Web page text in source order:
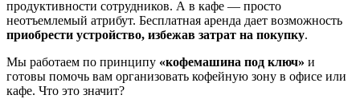
продуктивности сотрудников. А в кафе — просто
неотъемлемый атрибут. Бесплатная аренда дает возможность
приобрести устройство, избежав затрат на покупку.
Мы работаем по принципу «кофемашина под ключ» и
готовы помочь вам организовать кофейную зону в офисе или
кафе. Что это значит?